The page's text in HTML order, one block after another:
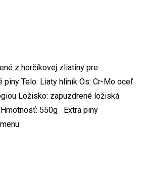
z horčíkovej zliatiny pre
Telo: Liaty hliník Os: Cr-Mo oceľ
Ložisko: zapuzdrené ložiská
550g Extra piny